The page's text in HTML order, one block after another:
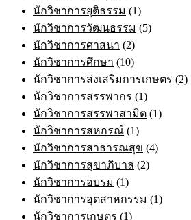
นักวิชาการยุติธรรม (1)
นักวิชาการวัฒนธรรม (5)
นักวิชาการศาสนา (2)
นักวิชาการศึกษา (10)
นักวิชาการส่งเสริมการเกษตร (2)
นักวิชาการสรรพากร (1)
นักวิชาการสรรพาสามิต (1)
นักวิชาการสหกรณ์ (1)
นักวิชาการสาธารณสุข (4)
นักวิชาการสุขาภิบาล (2)
นักวิชาการอบรม (1)
นักวิชาการอุตสาหกรรม (1)
นักวิชาการเกษตร (1)